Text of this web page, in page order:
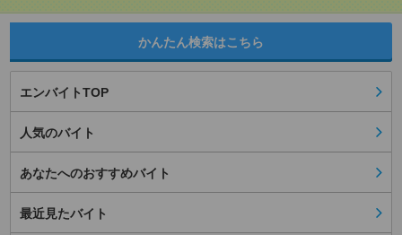
かんたん検索はこちら
エンバイトTOP
人気のバイト
あなたへのおすすめバイト
最近見たバイト